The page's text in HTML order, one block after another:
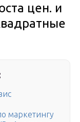
цен. и
маркетингу